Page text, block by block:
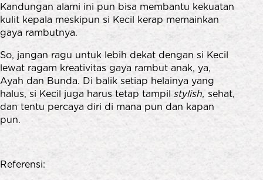
Kandungan alami ini pun bisa membantu kekuatan
kulit kepala meskipun si Kecil kerap memainkan
gaya rambutnya.
So, jangan ragu untuk lebih dekat dengan si Kecil
lewat ragam kreativitas gaya rambut anak, ya,
Ayah dan Bunda. Di balik setiap helainya yang
halus, si Kecil juga harus tetap tampilstylish, sehat,
dan tentu percaya diri di mana pun dan kapan
pun.
Referensi: